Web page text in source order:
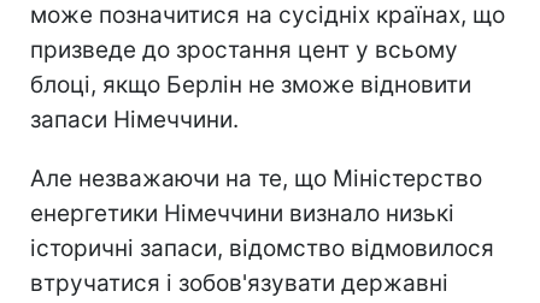
може позначитися на сусідніх країнах, що
призведе до зростання цент у всьому
блоці, якщо Берлін не зможе відновити
запаси Німеччини.
Але незважаючи на те, що Міністерство
енергетики Німеччини визнало низькі
історичні запаси, відомство відмовилося
втручатися і зобов'язувати державні